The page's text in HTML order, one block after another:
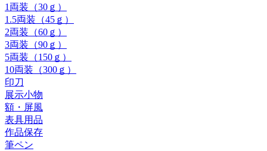
1両装（30ｇ）
1.5両装（45ｇ）
2両装（60ｇ）
3両装（90ｇ）
5両装（150ｇ）
10両装（300ｇ）
印刀
展示小物
額・屏風
表具用品
作品保存
筆ペン